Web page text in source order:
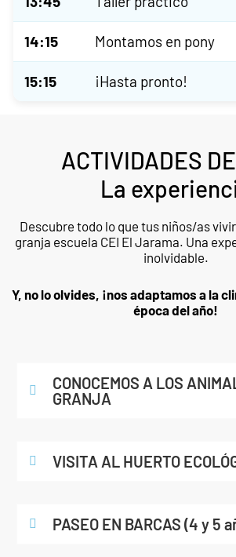
14:15 Montamos en pony
15:15 ¡Hasta pronto!
ACTIVIDADES
La
Descubre todo lo que tus niños/as
granja escuela CEI El Jarama. Una
inolvidable.
Y, no lo olvides, ¡nos adaptamos a la
época del año!
CONOCEMOS A LOS
GRANJA
VISITA AL HUERTO
PASEO EN BARCAS (4 y 5